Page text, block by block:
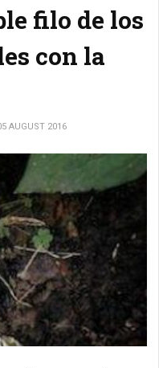
filo de los
con la
AUGUST 2016